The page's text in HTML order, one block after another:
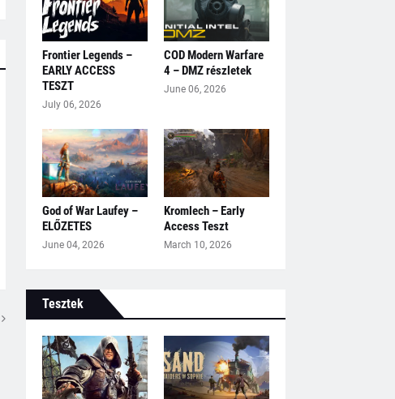
Frontier Legends –
EARLY ACCESS
TESZT
July 06, 2026
COD Modern Warfare
4 – DMZ részletek
June 06, 2026
God of War Laufey –
ELŐZETES
June 04, 2026
Kromlech – Early
Access Teszt
March 10, 2026
Tesztek